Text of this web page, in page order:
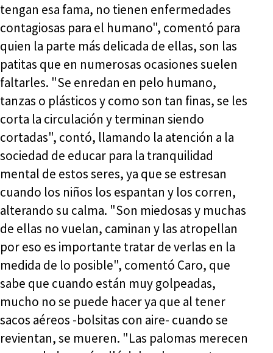
tengan esa fama, no tienen enfermedades
contagiosas para el humano", comentó para
quien la parte más delicada de ellas, son las
patitas que en numerosas ocasiones suelen
faltarles. "Se enredan en pelo humano,
tanzas o plásticos y como son tan finas, se les
corta la circulación y terminan siendo
cortadas", contó, llamando la atención a la
sociedad de educar para la tranquilidad
mental de estos seres, ya que se estresan
cuando los niños los espantan y los corren,
alterando su calma. "Son miedosas y muchas
de ellas no vuelan, caminan y las atropellan
por eso es importante tratar de verlas en la
medida de lo posible", comentó Caro, que
sabe que cuando están muy golpeadas,
mucho no se puede hacer ya que al tener
sacos aéreos -bolsitas con aire- cuando se
revientan, se mueren. "Las palomas merecen